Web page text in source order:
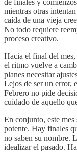
mientras otras
caída de una vieja
No todo requiere
proceso creativo.
Hacia el final del
el ritmo vuelve a
planes necesitar
Lejos de ser un error,
Febrero no pide
cuidado de aquello
En conjunto, este
potente. Hay finales
no saben su nombre.
idealizar el pasado.